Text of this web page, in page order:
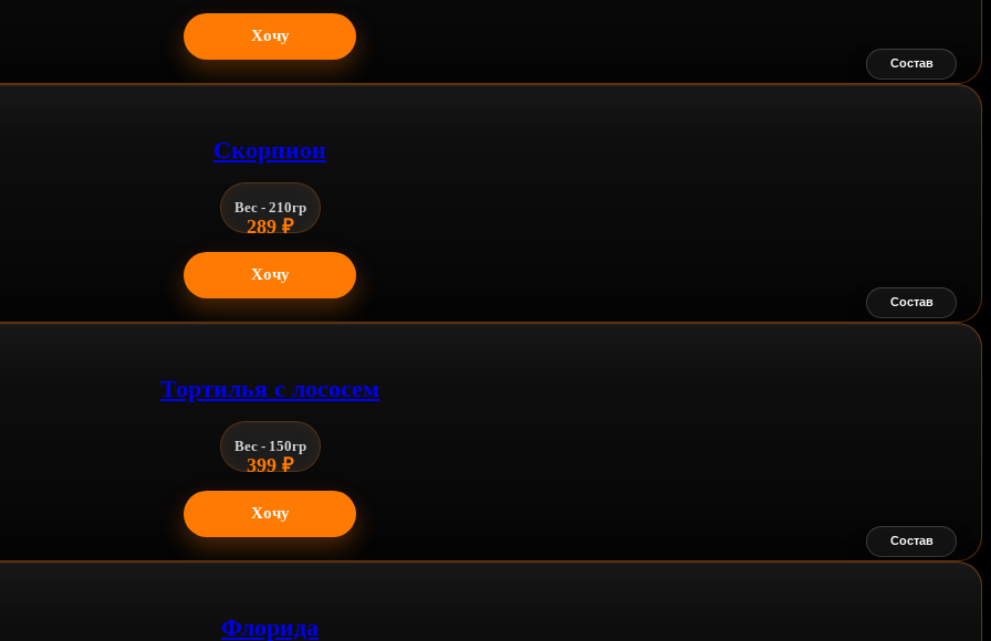
Состав
Хочу
Состав
Скорпион
Вес - 210гр
289 ₽
Хочу
Состав
Тортилья с лососем
Вес - 150гр
399 ₽
Хочу
Флорида